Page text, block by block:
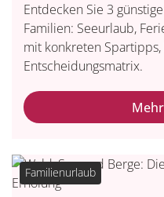
Entdecken Sie 3
Familien: Seeurlaub,
mit konkreten
Entscheidungsmatrix.
Familienurlaub